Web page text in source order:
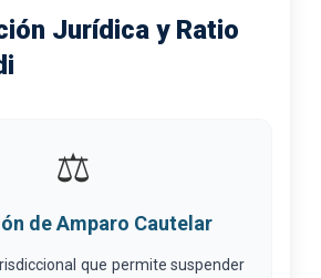
Jurídica y Ratio
⚖️
de Amparo Cautelar
que permite suspender